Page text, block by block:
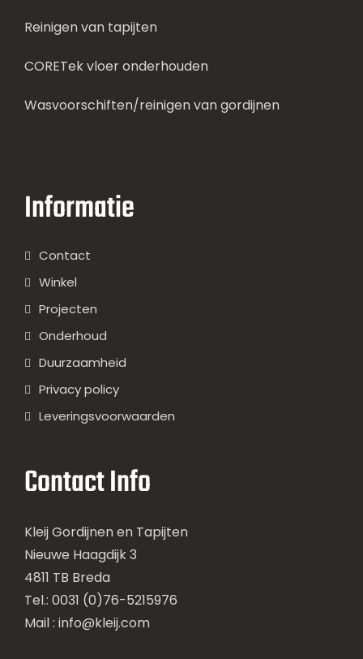
Reinigen van tapijten
CORETek vloer onderhouden
Wasvoorschiften/reinigen van gordijnen
Informatie
Contact
Winkel
Projecten
Onderhoud
Duurzaamheid
Privacy policy
Leveringsvoorwaarden
Contact Info
Kleij Gordijnen en Tapijten
Nieuwe Haagdijk 3
4811 TB Breda
Tel.: 0031 (0)76-5215976
Mail : info@kleij.com